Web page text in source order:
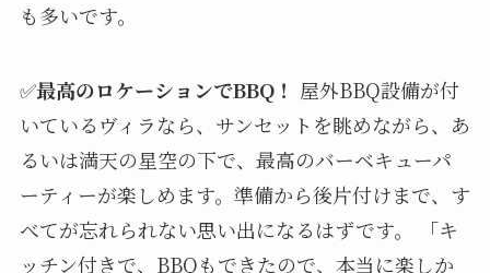
も多いです。
✅最高のロケーションでBBQ！ 屋外BBQ設備が付
いているヴィラなら、サンセットを眺めながら、あ
るいは満天の星空の下で、最高のバーベキューパ
ーティーが楽しめます。準備から後片付けまで、す
べてが忘れられない思い出になるはずです。 「キ
ッチン付きで、BBQもできたので、本当に楽しか